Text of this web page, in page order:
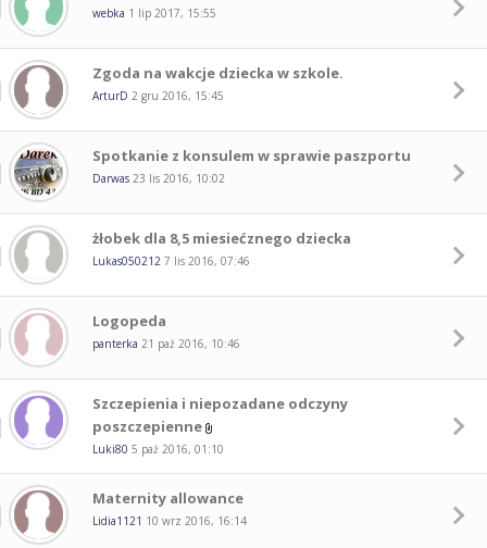
webka 1 lip 2017, 15:55
Zgoda na wakcje dziecka w szkole.
ArturD 2 gru 2016, 15:45
Spotkanie z konsulem w sprawie paszportu
Darwas 23 lis 2016, 10:02
żłobek dla 8,5 miesiećznego dziecka
Lukas050212 7 lis 2016, 07:46
Logopeda
panterka 21 paź 2016, 10:46
Szczepienia i niepozadane odczyny
poszczepienne
Luki80 5 paź 2016, 01:10
Maternity allowance
Lidia1121 10 wrz 2016, 16:14